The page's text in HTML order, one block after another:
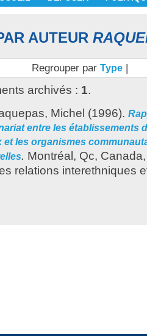
AUTEUR
Regrouper par Type |
archivés : 1.
Michel (1996).
entre les établissements
et les organismes
. Montréal, Qc,
relations interethniques